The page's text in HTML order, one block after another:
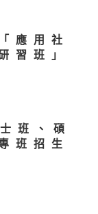
應用社
習班」
班、碩
班招生